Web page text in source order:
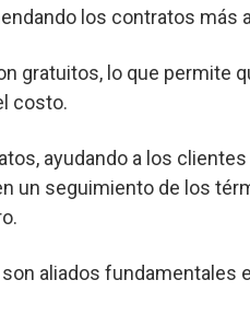
los contratos más
gratuitos, lo que permite
costo.
ayudando a los
un seguimiento de los
aliados fundamentales